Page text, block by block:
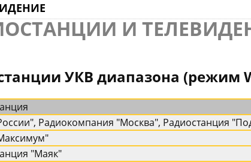
И
УКВ диапазона (режим
Радиокомпания "Москва", Радиостанция
"Маяк"